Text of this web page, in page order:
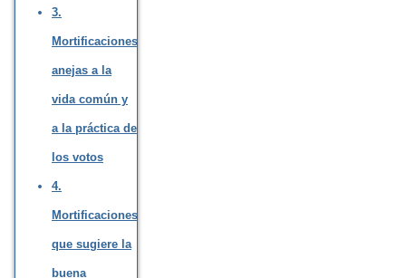
3.
Mortificaciones
anejas a la
vida común y
a la práctica de
los votos
4.
Mortificaciones
que sugiere la
buena